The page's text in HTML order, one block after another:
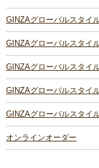
GINZAグローバルスタイ
GINZAグローバルスタイ
GINZAグローバルスタイ
GINZAグローバルスタイ
GINZAグローバルスタイ
オンラインオーダー